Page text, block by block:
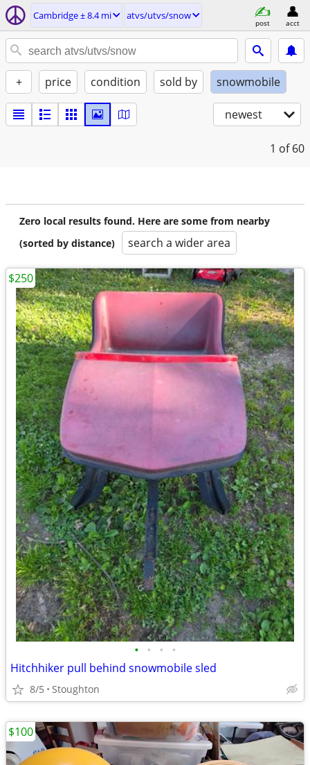
Cambridge ± 8.4 mi atvs/utvs/snow
post acct
+ price condition sold by snowmobile
newest
1 of 60
Zero local results found. Here are some from nearby
(sorted by distance)
search a wider area
• • • •
Hitchhiker pull behind snowmobile sled
8/5 Stoughton
$250
$100